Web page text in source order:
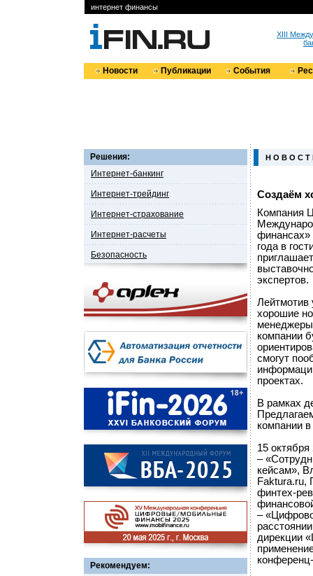
интернет финансы
XIII
Новости Публикации События
Решения:
Интернет-банкинг
Интернет-трейдинг
Интернет-страхование
Интернет-расчеты
Безопасность
Рекомендуем:
Н О В О С Т
Создаём
Компания
финансах»
года в
экспертов.
хорошие
компании
смогут
проектах.
В рамках
компании
15 октября
–
кейсам»,
Faktura.ru,
финтех-
–
дирекции